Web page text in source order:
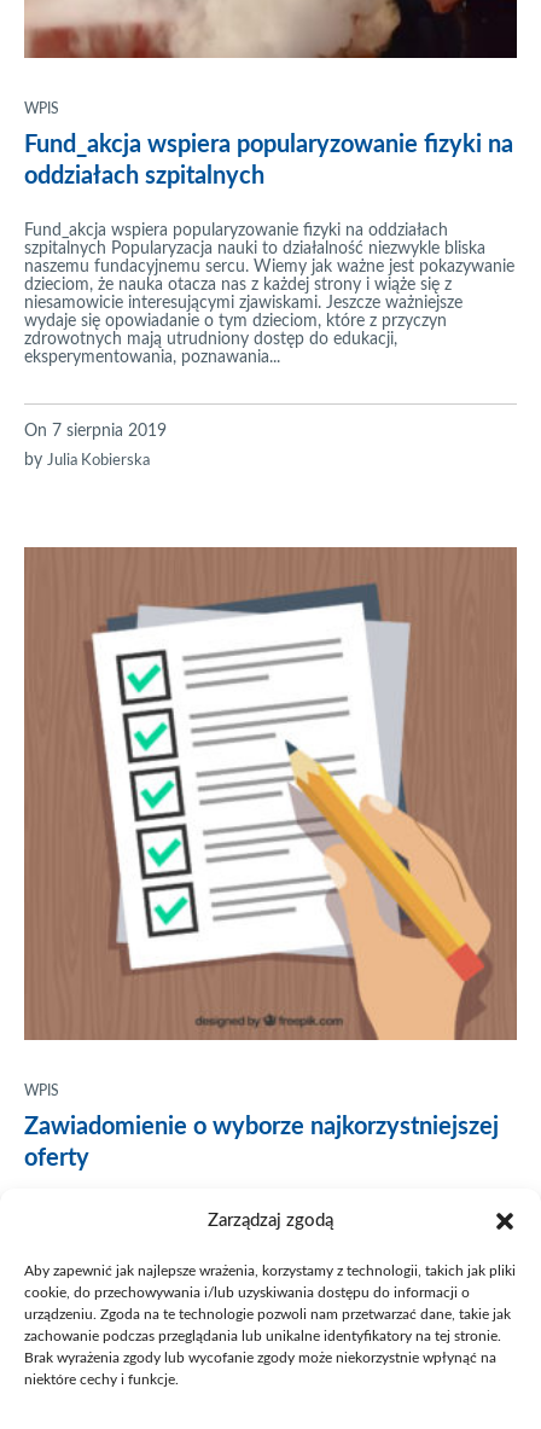
Zarządzaj zgodą
Aby zapewnić jak najlepsze wrażenia, korzystamy z technologii, takich jak pliki
cookie, do przechowywania i/lub uzyskiwania dostępu do informacji o
urządzeniu. Zgoda na te technologie pozwoli nam przetwarzać dane, takie jak
zachowanie podczas przeglądania lub unikalne identyfikatory na tej stronie.
Brak wyrażenia zgody lub wycofanie zgody może niekorzystnie wpłynąć na
niektóre cechy i funkcje.
WPIS
Fund_akcja wspiera popularyzowanie fizyki na
oddziałach szpitalnych
Fund_akcja wspiera popularyzowanie fizyki na oddziałach
szpitalnych Popularyzacja nauki to działalność niezwykle bliska
naszemu fundacyjnemu sercu. Wiemy jak ważne jest pokazywanie
dzieciom, że nauka otacza nas z każdej strony i wiąże się z
niesamowicie interesującymi zjawiskami. Jeszcze ważniejsze
wydaje się opowiadanie o tym dzieciom, które z przyczyn
zdrowotnych mają utrudniony dostęp do edukacji,
eksperymentowania, poznawania...
On 7 sierpnia 2019
by Julia Kobierska
WPIS
Zawiadomienie o wyborze najkorzystniejszej
oferty
Zawiadomienie o wyborze najkorzystniejszej oferty w
postępowaniu prowadzonym w trybie przetargu nieograniczonego
eksploatacyjnych dla Fundacji im. Adama Mickiewicza w
Poznaniu”. Zawiadomienie o wyborze najkorzystniejszej oferty
On1 sierpnia 2019
byfuam